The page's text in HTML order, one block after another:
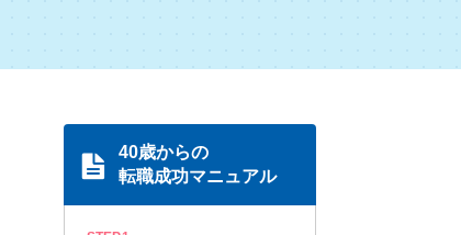
40歳からの
転職成功マニュアル